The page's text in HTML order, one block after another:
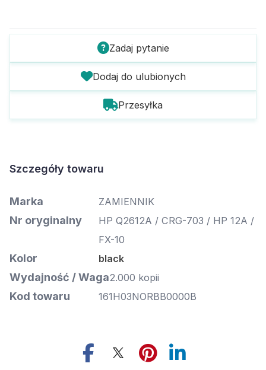
Zadaj pytanie
Dodaj do ulubionych
Przesyłka
Szczegóły towaru
Marka ZAMIENNIK
Nr oryginalny
HP Q2612A / CRG-703 / HP 12A /
FX-10
Kolor black
Wydajność / Waga2.000 kopii
Kod towaru 161H03NORBB0000B